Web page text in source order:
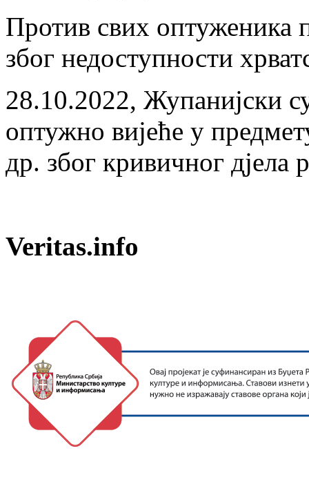
Против свих оптуженика
због недоступности
28.10.2022, Жупанијски
оптужно вијеће у
др. због кривичног дјела
Veritas.info